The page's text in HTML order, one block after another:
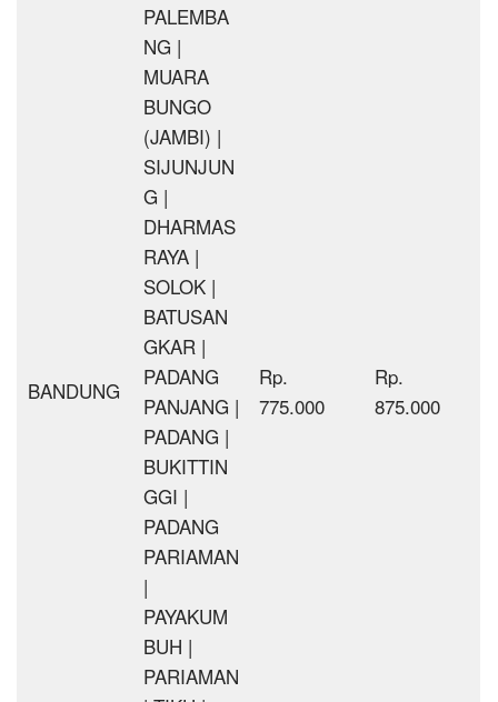
BANDUNG
PALEMBA
NG |
MUARA
BUNGO
(JAMBI) |
SIJUNJUN
G |
DHARMAS
RAYA |
SOLOK |
BATUSAN
GKAR |
PADANG
PANJANG |
PADANG |
BUKITTIN
GGI |
PADANG
PARIAMAN
|
PAYAKUM
BUH |
PARIAMAN
Rp.
775.000
Rp.
875.000